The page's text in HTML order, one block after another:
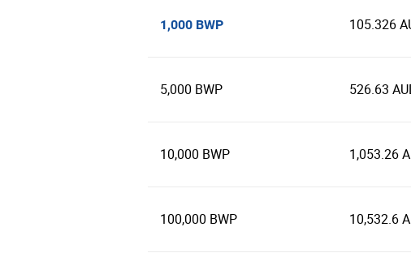
1,000 BWP 105.326
5,000 BWP 526.63
10,000 BWP 1,053.26
100,000 BWP 10,532.6